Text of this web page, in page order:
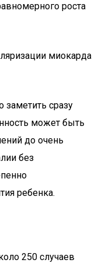
роста
миокарда
сразу
может быть
до очень
без
ребенка.
250 случаев